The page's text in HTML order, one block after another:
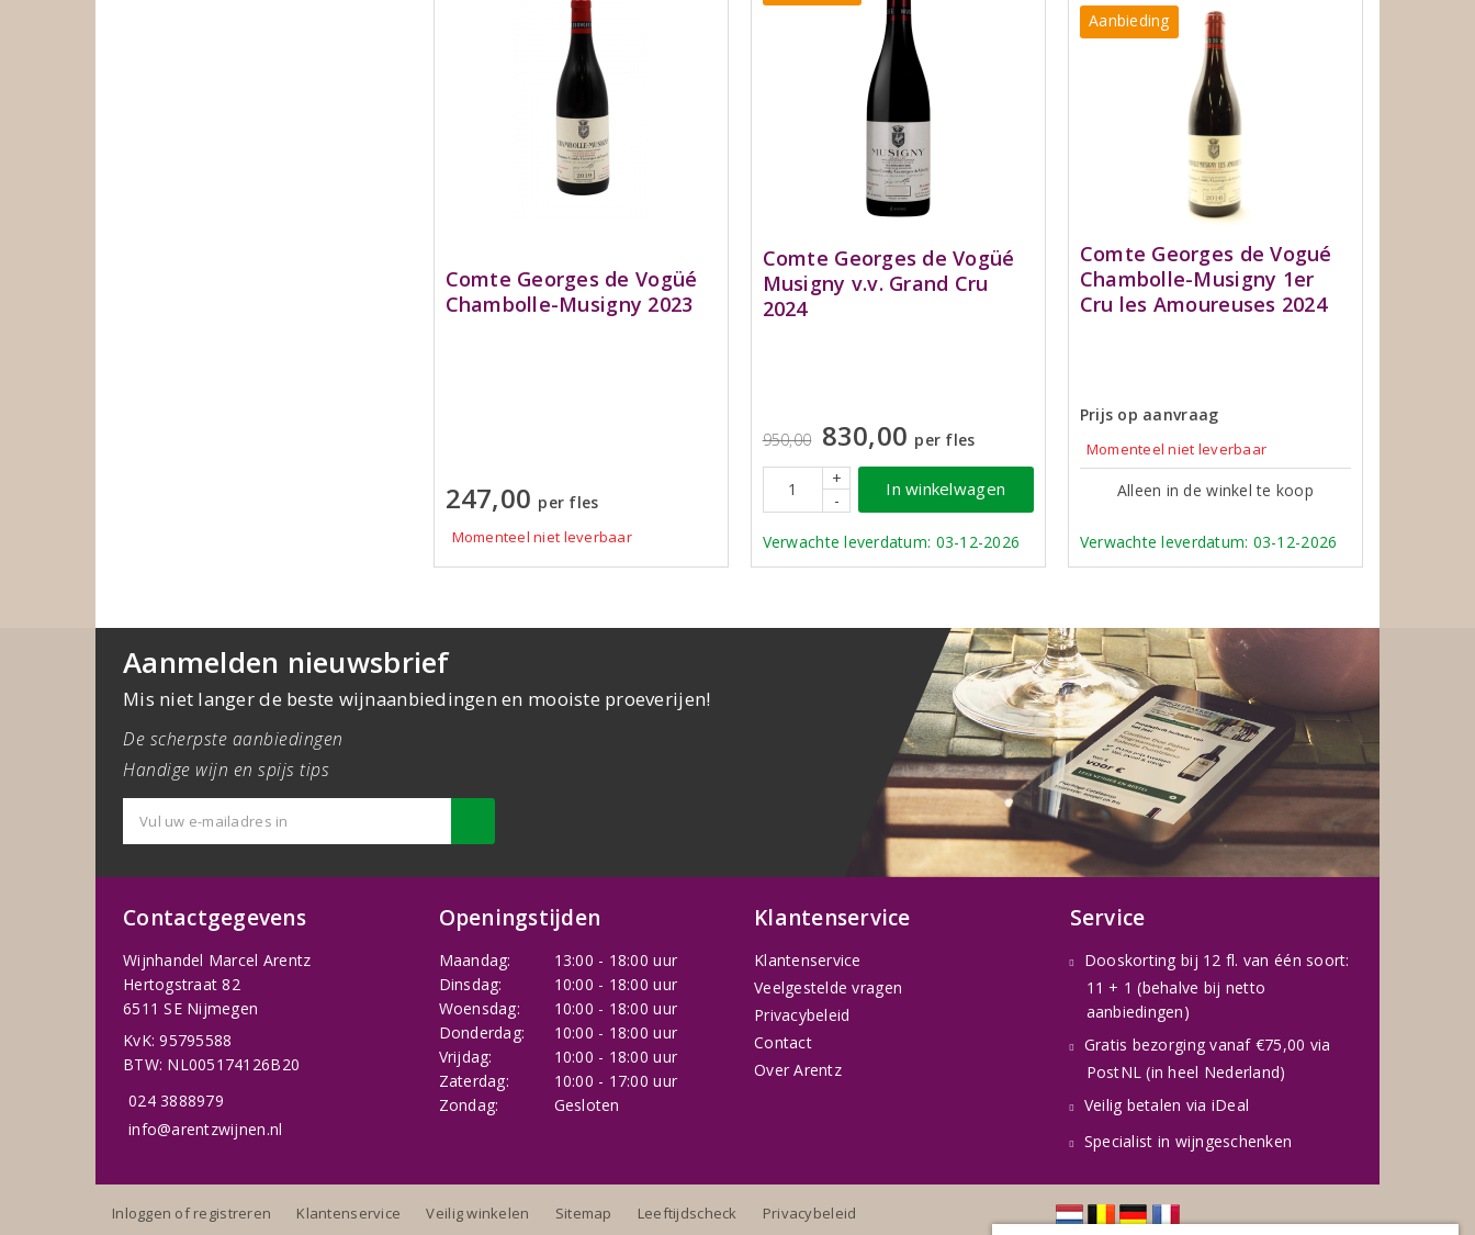
Comte Georges de Vogüé
Chambolle-Musigny 2023
247,00 per fles
Momenteel niet leverbaar
Comte Georges de Vogüé
Musigny v.v. Grand Cru
2024
950,00 830,00 per fles
+
-
In winkelwagen
Verwachte leverdatum: 03-12-2026
Aanbieding
Comte Georges de Vogué
Chambolle-Musigny 1er
Cru les Amoureuses 2024
Prijs op aanvraag
Momenteel niet leverbaar
Alleen in de winkel te koop
Verwachte leverdatum: 03-12-2026
Aanmelden nieuwsbrief
Mis niet langer de beste wijnaanbiedingen en mooiste proeverijen!
De scherpste aanbiedingen
Handige wijn en spijs tips
Contactgegevens
Wijnhandel Marcel Arentz
Hertogstraat 82
6511 SE Nijmegen
KvK: 95795588
BTW: NL005174126B20
024 3888979
info@arentzwijnen.nl
Openingstijden
Maandag:
13:00 - 18:00 uur
Dinsdag:
10:00 - 18:00 uur
Woensdag:
10:00 - 18:00 uur
Donderdag:
10:00 - 18:00 uur
Vrijdag:
10:00 - 18:00 uur
Zaterdag:
10:00 - 17:00 uur
Zondag:
Gesloten
Klantenservice
Klantenservice
Veelgestelde vragen
Privacybeleid
Contact
Over Arentz
Service
Dooskorting bij 12 fl. van één soort:
11 + 1 (behalve bij netto
aanbiedingen)
Gratis bezorging vanaf €75,00 via
PostNL (in heel Nederland)
Veilig betalen via iDeal
Specialist in wijngeschenken
Inloggen of registreren Klantenservice Veilig winkelen Sitemap Leeftijdscheck Privacybeleid